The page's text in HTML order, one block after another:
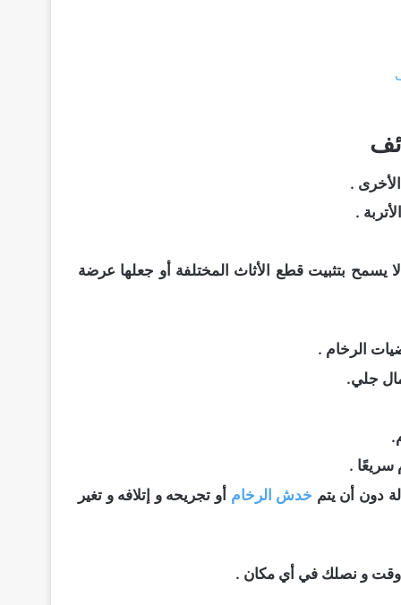
.
.
بتثبيت قطع الأثاث المختلفة أو جعلها عرضة
الرخام .
جلي.
سريعًا .
دون أن يتم خدش الرخام أو تجريحه و إتلافه و تغير
وقت و نصلك في أي مكان .